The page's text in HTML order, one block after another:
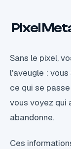
Pixel
Sans le pixel,
l'aveugle :
ce qui se
vous voyez qui
abandonne.
Ces